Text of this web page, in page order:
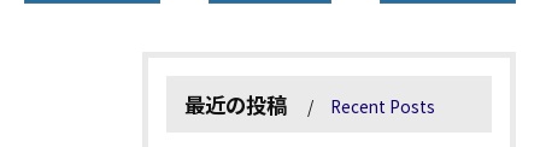
最近の投稿 Recent Posts